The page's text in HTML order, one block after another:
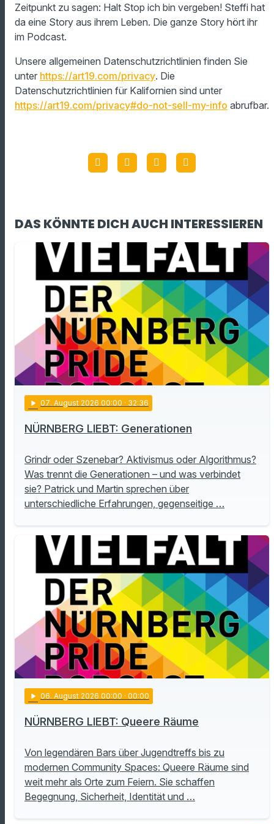
Zeitpunkt zu sagen: Halt Stop ich bin vergeben! Steffi hat
da eine Story aus ihrem Leben. Die ganze Story hört ihr
im Podcast.
Unsere allgemeinen Datenschutzrichtlinien finden Sie
unter https://art19.com/privacy. Die
Datenschutzrichtlinien für Kalifornien sind unter
https://art19.com/privacy#do-not-sell-my-info abrufbar.
DAS KÖNNTE DICH AUCH INTERESSIEREN
play_arrow 07. August 2026 00:00 · 32:36
NÜRNBERG LIEBT: Generationen
Grindr oder Szenebar? Aktivismus oder Algorithmus?
Was trennt die Generationen – und was verbindet
sie? Patrick und Martin sprechen über
unterschiedliche Erfahrungen, gegenseitige …
play_arrow 06. August 2026 00:00 · 00:00
NÜRNBERG LIEBT: Queere Räume
Von legendären Bars über Jugendtreffs bis zu
modernen Community Spaces: Queere Räume sind
weit mehr als Orte zum Feiern. Sie schaffen
Begegnung, Sicherheit, Identität und …